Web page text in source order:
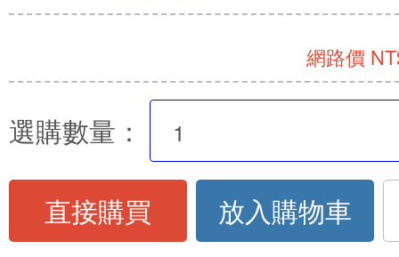
網路價
選購數量：
直接購買
放入購物車